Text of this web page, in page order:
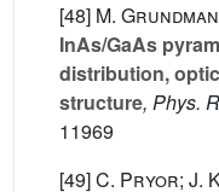
[48] M.
InAs/GaAs
distribution,
structure, Phys.
11969
[49]C. Pryor; J.